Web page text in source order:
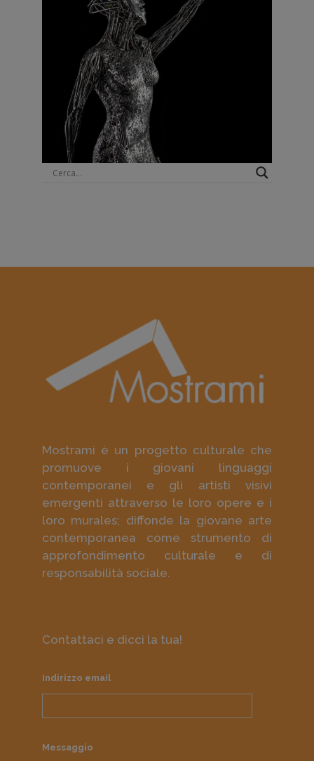
Mostrami è un progetto culturale che
promuove i giovani linguaggi
contemporanei e gli artisti visivi
emergenti attraverso le loro opere e i
loro murales; diffonde la giovane arte
contemporanea come strumento di
approfondimento culturale e di
responsabilità sociale.
Contattaci e dicci la tua!
Indirizzo email
Messaggio